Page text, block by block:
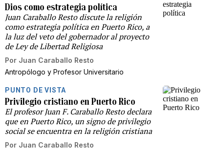
Dios como estrategia política
Juan Caraballo Resto discute la religión
como estrategia política en Puerto Rico, a
la luz del veto del gobernador al proyecto
de Ley de Libertad Religiosa
Por Juan Caraballo Resto
Antropólogo y Profesor Universitario
PUNTO DE VISTA
Privilegio cristiano en Puerto Rico
El profesor Juan F. Caraballo Resto declara
que en Puerto Rico, un signo de privilegio
social se encuentra en la religión cristiana
Por Juan Caraballo Resto